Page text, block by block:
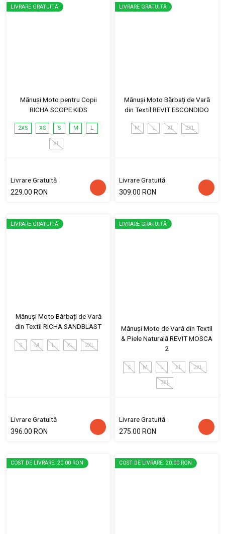
LIVRARE GRATUITĂ
Mănuși Moto pentru Copii
RICHA SCOPE KIDS
2XS XS S M L
XL
Livrare Gratuită
229.00 RON
LIVRARE GRATUITĂ
Mănuși Moto Bărbați de Vară
din Textil REVIT ESCONDIDO
M L XL 2XL
Livrare Gratuită
309.00 RON
LIVRARE GRATUITĂ
Mănuși Moto Bărbați de Vară
din Textil RICHA SANDBLAST
S M L XL 2XL
Livrare Gratuită
396.00 RON
LIVRARE GRATUITĂ
Mănuși Moto de Vară din Textil
& Piele Naturală REVIT MOSCA
2
S M L XL 2XL
3XL
Livrare Gratuită
275.00 RON
COST DE LIVRARE: 20.00 RON COST DE LIVRARE: 20.00 RON